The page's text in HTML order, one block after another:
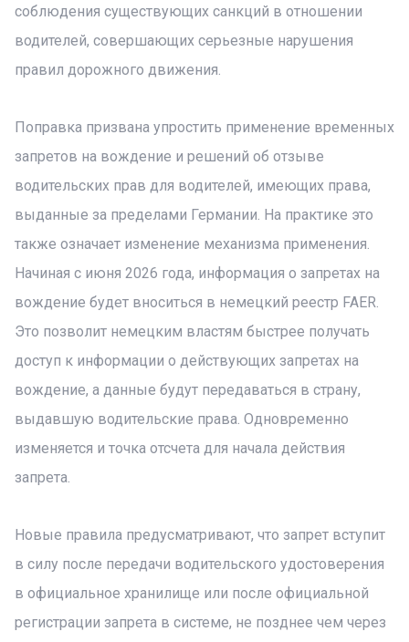
соблюдения существующих санкций в отношении
водителей, совершающих серьезные нарушения
правил дорожного движения.
Поправка призвана упростить применение временных
запретов на вождение и решений об отзыве
водительских прав для водителей, имеющих права,
выданные за пределами Германии. На практике это
также означает изменение механизма применения.
Начиная с июня 2026 года, информация о запретах на
вождение будет вноситься в немецкий реестр FAER.
Это позволит немецким властям быстрее получать
доступ к информации о действующих запретах на
вождение, а данные будут передаваться в страну,
выдавшую водительские права. Одновременно
изменяется и точка отсчета для начала действия
запрета.
Новые правила предусматривают, что запрет вступит
в силу после передачи водительского удостоверения
в официальное хранилище или после официальной
регистрации запрета в системе, не позднее чем через